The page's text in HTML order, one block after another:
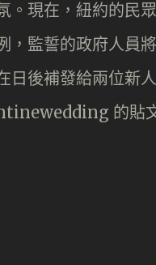
。現在，紐約的民
監誓的政府人員
日後補發給兩位新
的貼